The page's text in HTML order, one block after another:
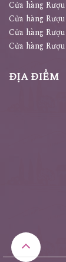
Cửa hàng
Cửa hàng
Cửa hàng
Cửa hàng
ĐỊA ĐIỂM